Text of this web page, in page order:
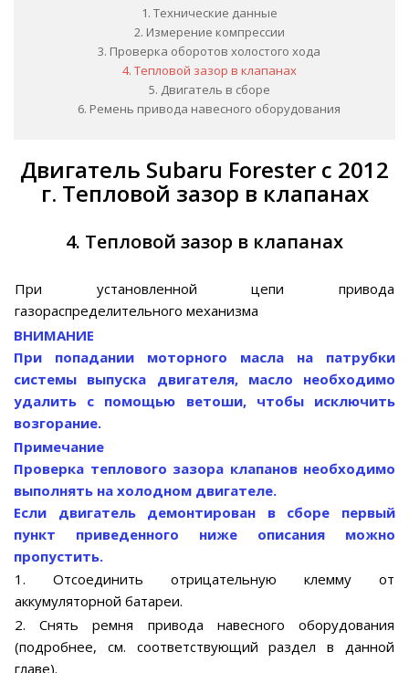
1. Технические данные
2. Измерение компрессии
3. Проверка оборотов холостого хода
4. Тепловой зазор в клапанах
5. Двигатель в сборе
6. Ремень привода навесного оборудования
Двигатель Subaru Forester с 2012
г. Тепловой зазор в клапанах
4. Тепловой зазор в клапанах
При установленной цепи привода
газораспределительного механизма
ВНИМАНИЕ
При попадании моторного масла на патрубки
системы выпуска двигателя, масло необходимо
удалить с помощью ветоши, чтобы исключить
возгорание.
Примечание
Проверка теплового зазора клапанов необходимо
выполнять на холодном двигателе.
Если двигатель демонтирован в сборе первый
пункт приведенного ниже описания можно
пропустить.
1. Отсоединить отрицательную клемму от
аккумуляторной батареи.
2. Снять ремня привода навесного оборудования
(подробнее, см. соответствующий раздел в данной
главе).